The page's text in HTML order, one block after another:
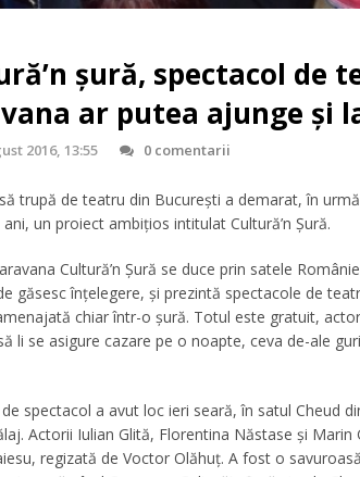
șură, spectacol de
ar putea ajunge și
2016, 13:55 0 comentarii
trupă de teatru din București a demarat, în
un proiect ambițios intitulat Cultură’n Șură.
Cultură’n Șură se duce prin satele
găsesc înțelegere, și prezintă spectacole de
chiar într-o șură. Totul este gratuit,
li se asigure cazare pe o noapte, ceva de-ale
spectacol a avut loc ieri seară, în satul Cheud
Actorii Iulian Glită, Florentina Năstase și
regizată de Voctor Olăhuț. A fost o